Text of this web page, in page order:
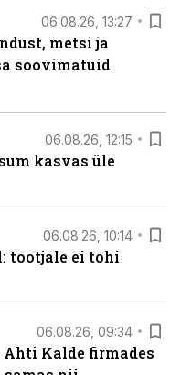
06.08.26, 13:27
metsi ja
soovimatuid
06.08.26, 12:15
kasvas üle
06.08.26, 10:14
tootjale ei tohi
06.08.26, 09:34
Kalde firmades